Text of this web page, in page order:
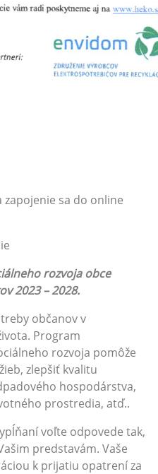
zapojenie sa do online
rozvoja obce
2023 – 2028.
občanov v
Program
rozvoja pomôže
zlepšiť kvalitu
hospodárstva,
prostredia, atď..
voľte odpovede tak,
predstavám. Vaše
k prijatiu opatrení za